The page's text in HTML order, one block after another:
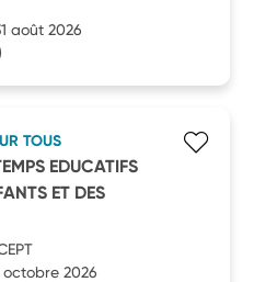
août 2026
TOUS
EDUCATIFS
ET DES
2026